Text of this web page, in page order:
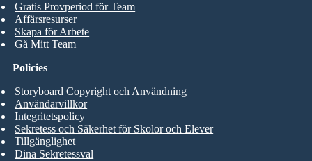
Gratis Provperiod för Team
Affärsresurser
Skapa för Arbete
Gå Mitt Team
Policies
Storyboard Copyright och Användning
Användarvillkor
Integritetspolicy
Sekretess och Säkerhet för Skolor och Elever
Tillgänglighet
Dina Sekretessval